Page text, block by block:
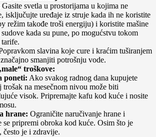
Gasite svetla u prostorijama u kojima ne
isključujte uređaje iz struje kada ih ne koristite
režim takođe troši energiju) i koristite mašine
sudove kada su pune, po mogućstvu tokom
slavina koje cure i kraćim tuširanjem
smanjiti potrošnju vode.
troškove:
poneti: Ako svakog radnog dana kupujete
trošak na mesečnom nivou može biti
visok. Pripremajte kafu kod kuće i nosite
hrane: Ograničite naručivanje hrane i
se pripremi obroka kod kuće. Osim što je
često je i zdravije.